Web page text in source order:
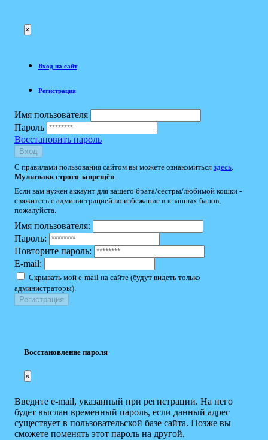
×
Вход на сайт
Регистрация
Имя пользователя
Пароль
Восстановить пароль
Вход
С правилами пользования сайтом вы можете ознакомиться здесь
Мультиакк строго запрещён
Если вам нужен аккаунт для вашего брата/сестры/любимой кошки -
свяжитесь с администрацией во избежание внезапных банов,
пожалуйста.
Имя пользователя:
Пароль:
Повторите пароль:
E-mail:
Скрывать мой e-mail на сайте (будут видеть только
администраторы).
Восстановление пароля
×
Введите e-mail, указанный при регистрации. На него
будет выслан временный пароль, если данный адрес
существует в пользовательской базе сайта. Позже вы
сможете поменять этот пароль на другой.